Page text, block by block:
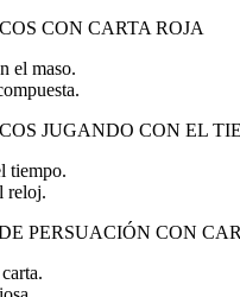
CON CARTA ROJA
el maso.
JUGANDO CON EL
tiempo.
reloj.
PERSUACIÓN CON